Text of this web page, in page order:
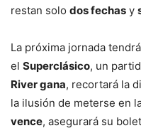
restan solo dos fechas y
La próxima jornada
el Superclásico, un
River gana, recortará la
la ilusión de meterse en
vence, asegurará su